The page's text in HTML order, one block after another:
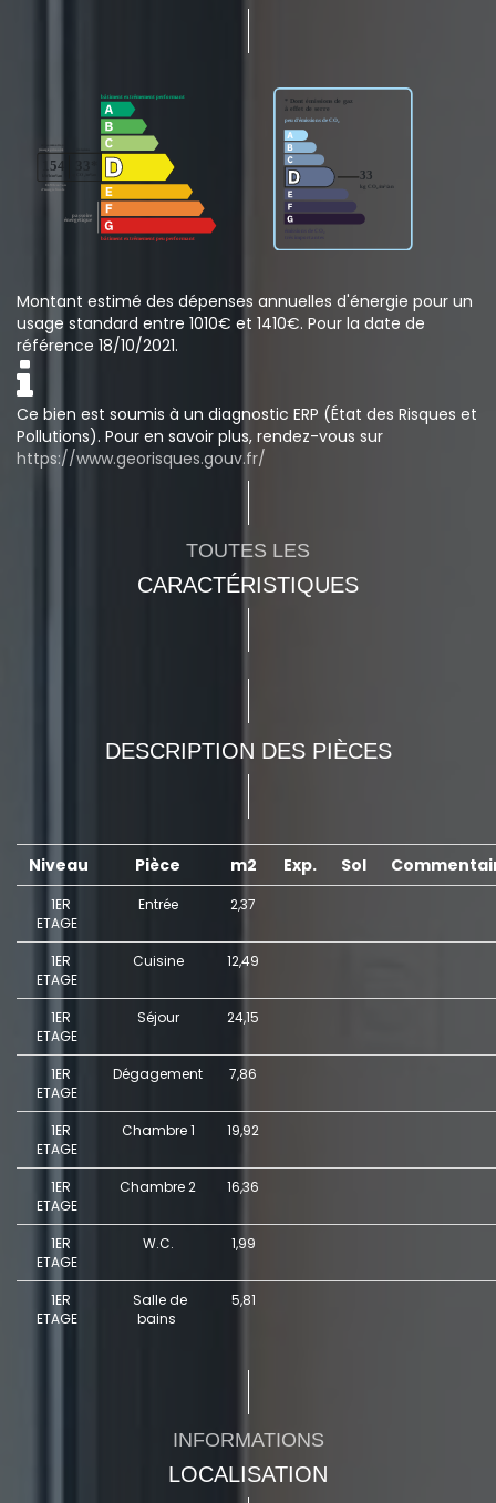
Montant estimé des dépenses annuelles d'énergie pour un
usage standard entre 1010€ et 1410€. Pour la date de
référence 18/10/2021.
Ce bien est soumis à un diagnostic ERP (État des Risques et
Pollutions). Pour en savoir plus, rendez-vous sur
https://www.georisques.gouv.fr/
TOUTES LES
CARACTÉRISTIQUES
DESCRIPTION DES PIÈCES
Niveau Pièce m2 Exp. Sol
1ER
ETAGE
Entrée 2,37
1ER
ETAGE
Cuisine 12,49
1ER
ETAGE
Séjour 24,15
1ER
ETAGE
Dégagement 7,86
1ER
ETAGE
Chambre 1 19,92
1ER
ETAGE
Chambre 2 16,36
1ER
ETAGE
W.C. 1,99
1ER
ETAGE
Salle de
bains
5,81
INFORMATIONS
LOCALISATION